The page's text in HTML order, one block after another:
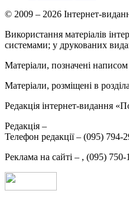
© 2009 – 2026 Інтернет-
Використання матеріалів
системами; у друкованих
Матеріали, позначені написом
Матеріали, розміщені в
Редакція інтернет-видання
Редакція –
Телефон редакції – (095) 794-
Реклама на сайті – , (095) 750-